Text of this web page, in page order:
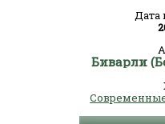
Дата
Биварли